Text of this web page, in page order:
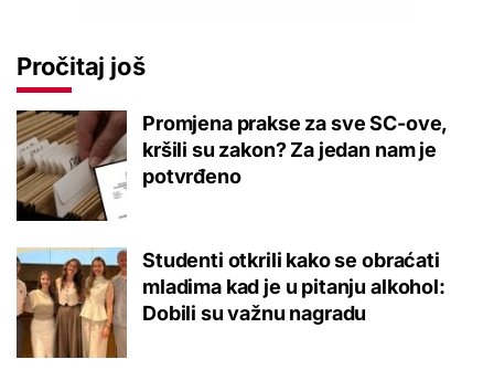
Pročitaj još
Promjena prakse za sve SC-ove,
kršili su zakon? Za jedan nam je
potvrđeno
Studenti otkrili kako se obraćati
mladima kad je u pitanju alkohol:
Dobili su važnu nagradu